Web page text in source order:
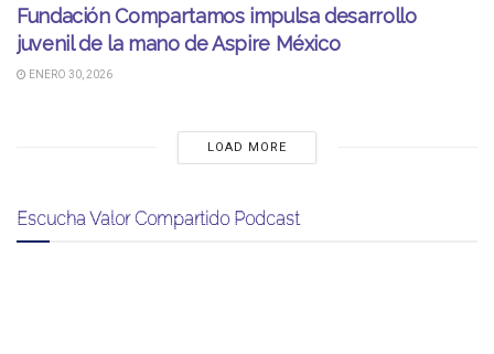
Fundación Compartamos impulsa desarrollo
juvenil de la mano de Aspire México
ENERO 30, 2026
LOAD MORE
Escucha Valor Compartido Podcast